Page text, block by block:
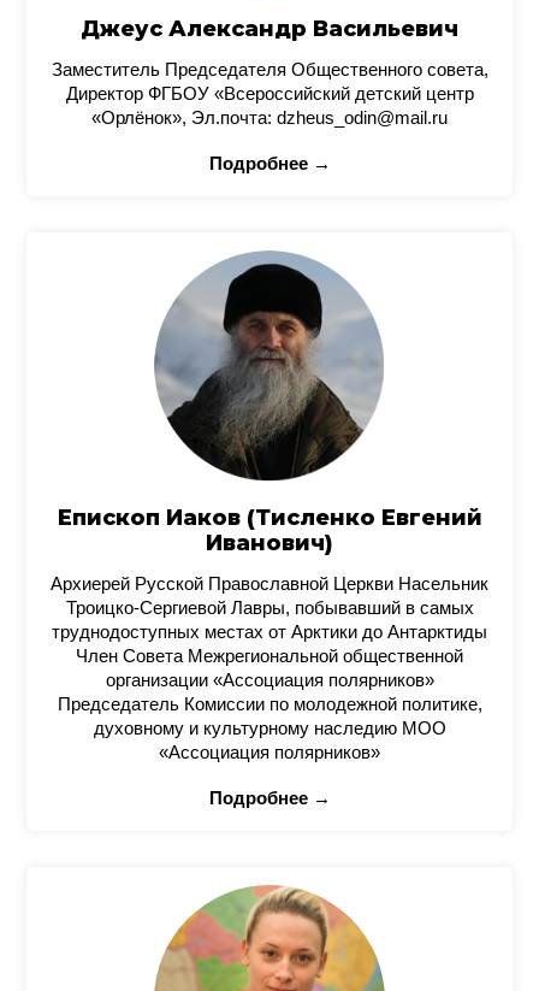
Джеус Александр Васильевич
Заместитель Председателя Общественного совета,
Директор ФГБОУ «Всероссийский детский центр
«Орлёнок», Эл.почта: dzheus_odin@mail.ru
Подробнее →
Епископ Иаков (Тисленко Евгений
Иванович)
Архиерей Русской Православной Церкви Насельник
Троицко-Сергиевой Лавры, побывавший в самых
труднодоступных местах от Арктики до Антарктиды
Член Совета Межрегиональной общественной
организации «Ассоциация полярников»
Председатель Комиссии по молодежной политике,
духовному и культурному наследию МОО
«Ассоциация полярников»
Подробнее →